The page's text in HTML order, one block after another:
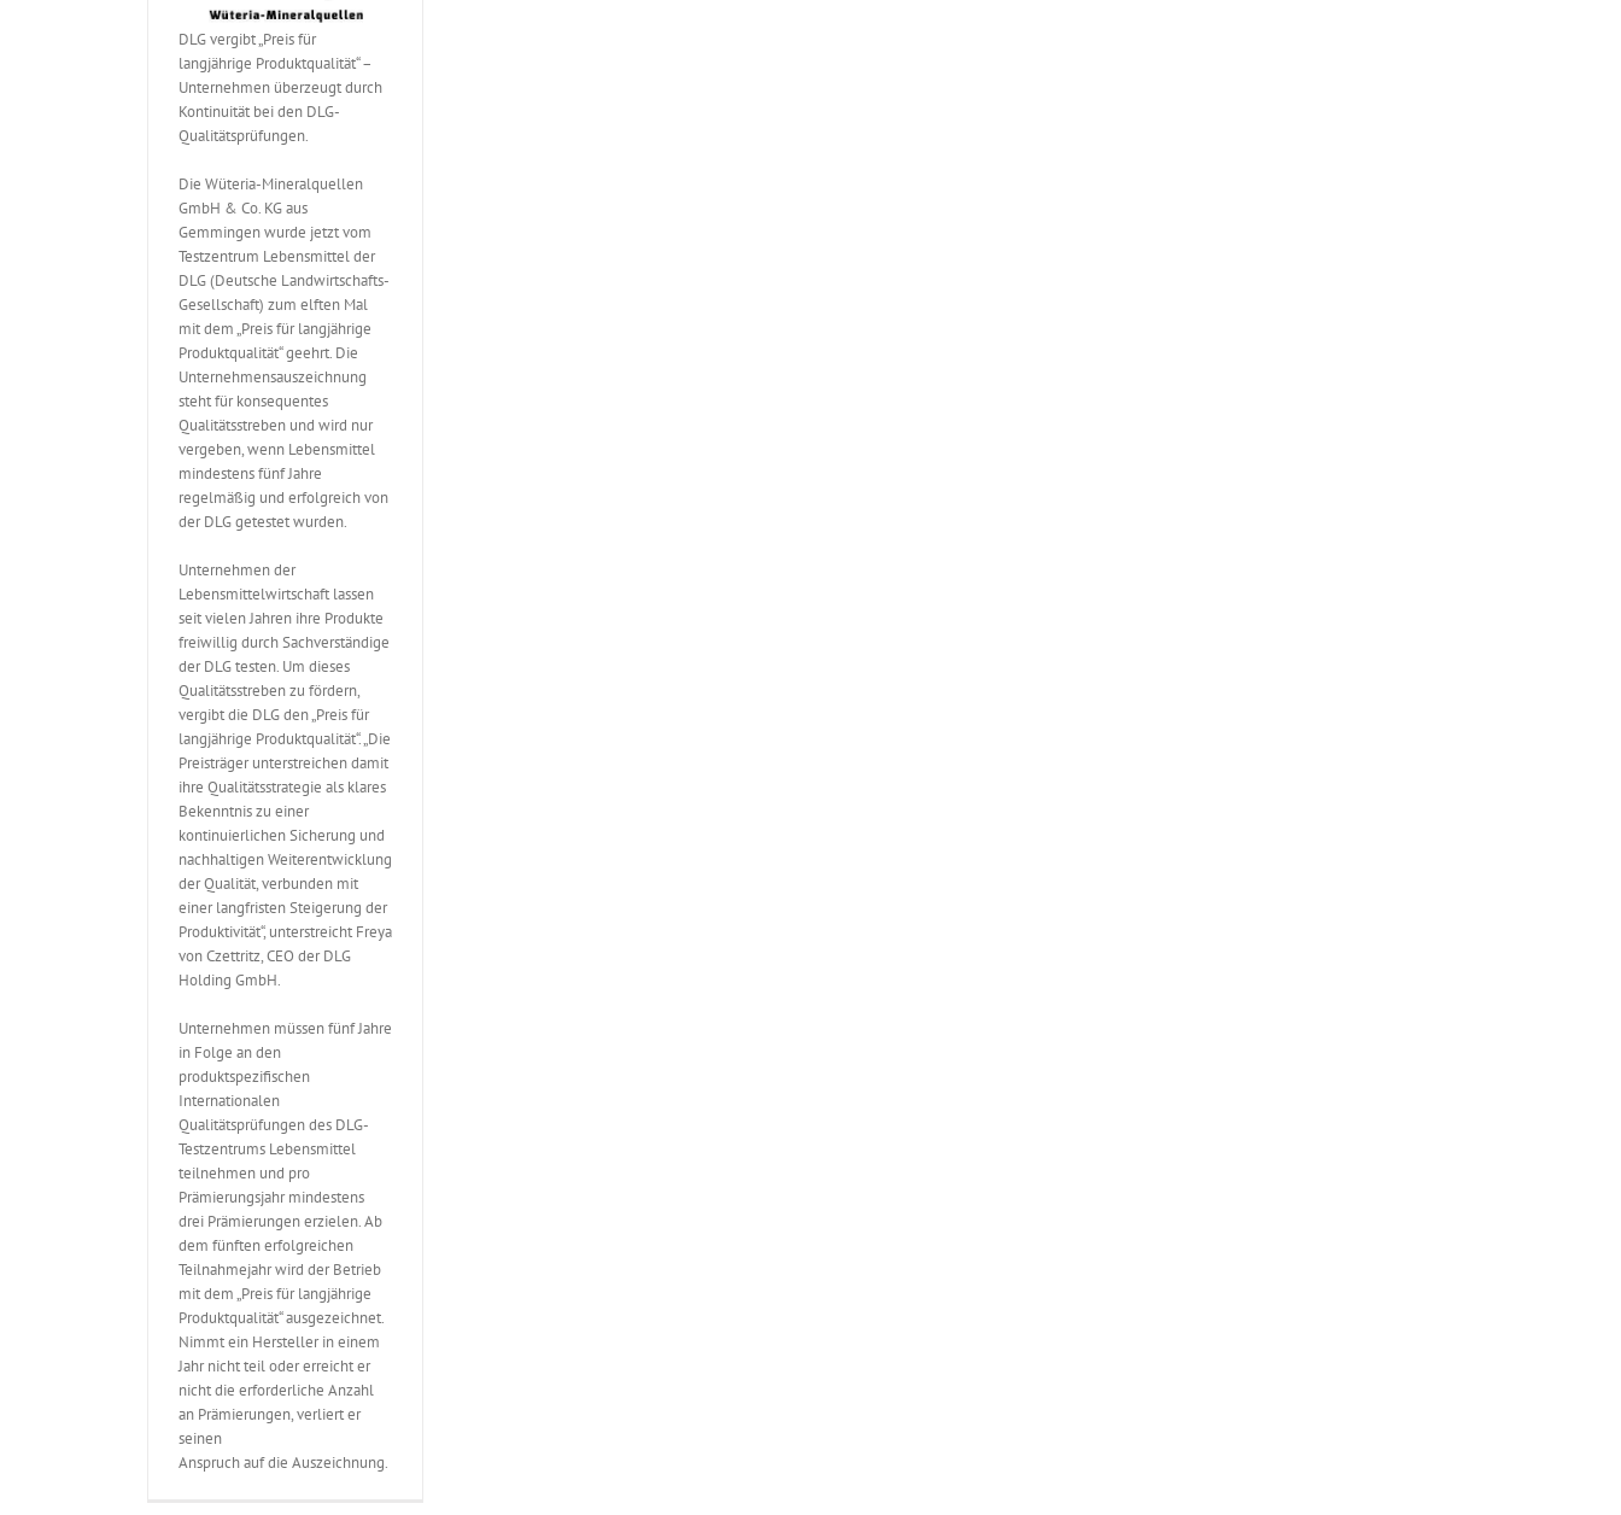
DLG vergibt „Preis für
langjährige Produktqualität“ –
Unternehmen überzeugt durch
Kontinuität bei den DLG-
Qualitätsprüfungen.
Die Wüteria-Mineralquellen
GmbH & Co. KG aus
Gemmingen wurde jetzt vom
Testzentrum Lebensmittel der
DLG (Deutsche Landwirtschafts-
Gesellschaft) zum elften Mal
mit dem „Preis für langjährige
Produktqualität“ geehrt. Die
Unternehmensauszeichnung
steht für konsequentes
Qualitätsstreben und wird nur
vergeben, wenn Lebensmittel
mindestens fünf Jahre
regelmäßig und erfolgreich von
der DLG getestet wurden.
Unternehmen der
Lebensmittelwirtschaft lassen
seit vielen Jahren ihre Produkte
freiwillig durch Sachverständige
der DLG testen. Um dieses
Qualitätsstreben zu fördern,
vergibt die DLG den „Preis für
langjährige Produktqualität“. „Die
Preisträger unterstreichen damit
ihre Qualitätsstrategie als klares
Bekenntnis zu einer
kontinuierlichen Sicherung und
nachhaltigen Weiterentwicklung
der Qualität, verbunden mit
einer langfristen Steigerung der
Produktivität“, unterstreicht Freya
von Czettritz, CEO der DLG
Holding GmbH.
Unternehmen müssen fünf Jahre
in Folge an den
produktspezifischen
Internationalen
Qualitätsprüfungen des DLG-
Testzentrums Lebensmittel
teilnehmen und pro
Prämierungsjahr mindestens
drei Prämierungen erzielen. Ab
dem fünften erfolgreichen
Teilnahmejahr wird der Betrieb
mit dem „Preis für langjährige
Produktqualität“ ausgezeichnet.
Nimmt ein Hersteller in einem
Jahr nicht teil oder erreicht er
nicht die erforderliche Anzahl
an Prämierungen, verliert er
seinen
Anspruch auf die Auszeichnung.